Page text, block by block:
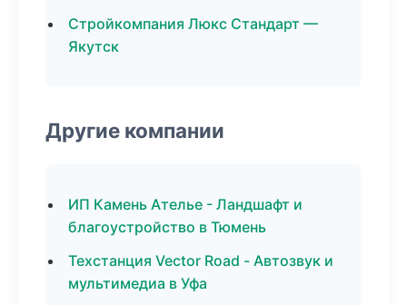
Стройкомпания Люкс Стандарт —
Якутск
Другие компании
ИП Камень Ателье - Ландшафт и
благоустройство в Тюмень
Техстанция Vector Road - Автозвук и
мультимедиа в Уфа